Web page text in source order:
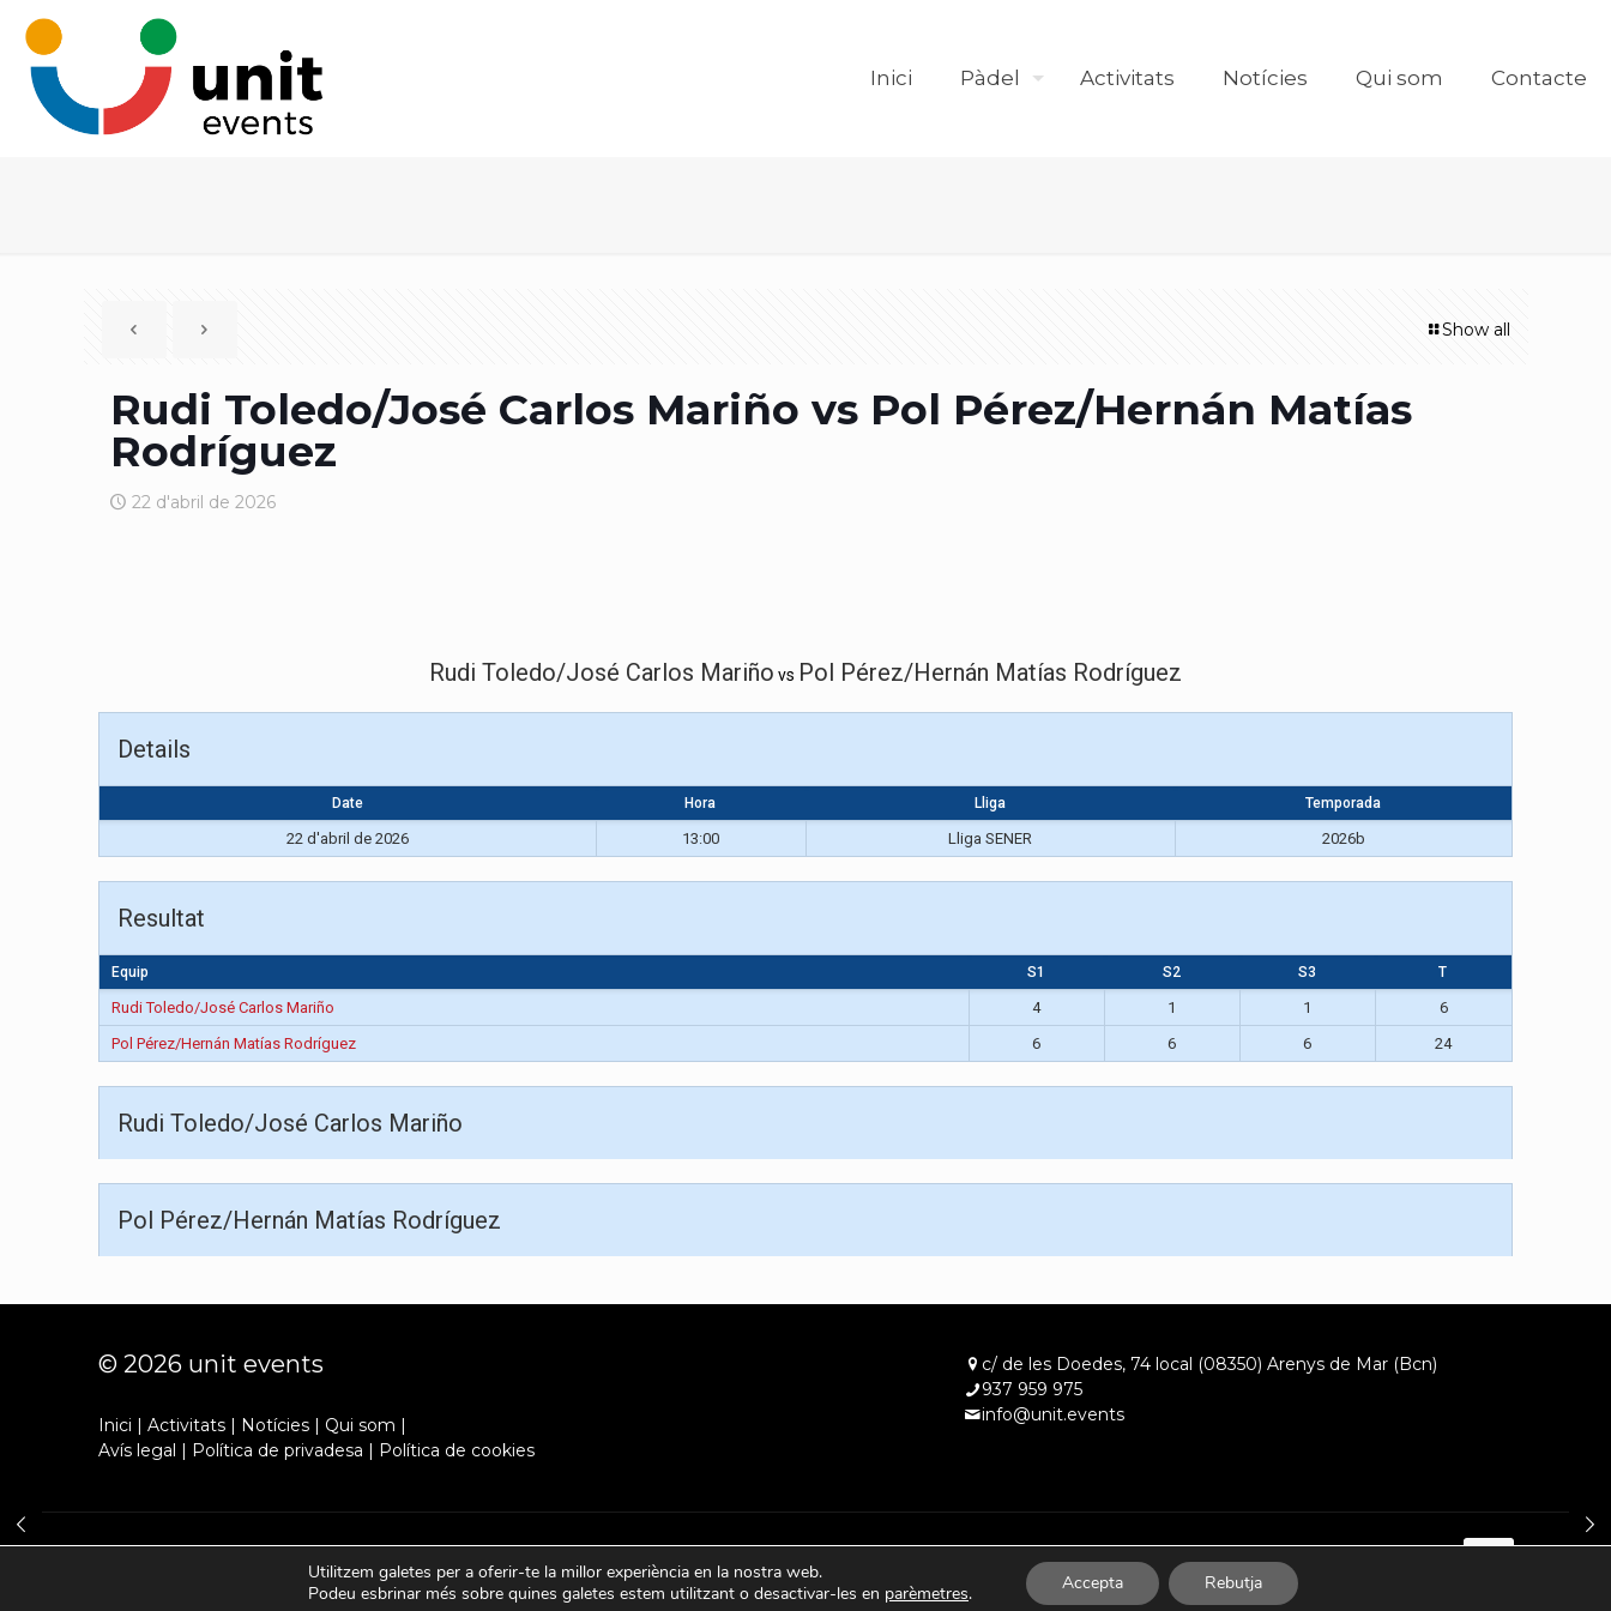
Inici Pàdel Activitats Notícies Qui som Contacte
Show all
Rudi Toledo/José Carlos Mariño vs Pol Pérez/Hernán Matías
Rodríguez
22 d'abril de 2026
Rudi Toledo/José Carlos Mariño vs Pol Pérez/Hernán Matías Rodríguez
Details
Date Hora Lliga Temporada
22 d'abril de 2026 13:00 Lliga SENER 2026b
Resultat
Equip S1 S2 S3 T
Rudi Toledo/José Carlos Mariño 4 1 1
6
Pol Pérez/Hernán Matías Rodríguez
6 6 6 24
Rudi Toledo/José Carlos Mariño
Pol Pérez/Hernán Matías Rodríguez
© 2026 unit events
Inici | Activitats| Notícies| Qui som |
Avís legal | Política de privadesa | Política de cookies
c/ de les Doedes, 74 local (08350) Arenys de Mar (Bcn)
937 959 975
info@unit.events
Utilitzem galetes per a oferir-te la millor experiència en la nostra web.
Podeu esbrinar més sobre quines galetes estem utilitzant o desactivar-les en parèmetres. Accepta Rebutja